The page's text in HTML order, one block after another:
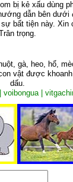
bị kẻ xấu dùng
dẫn bên dưới
bất tiện này. Xin
trọng.
gà, heo, hổ,
vật được khoanh
dấu.
voibongua |